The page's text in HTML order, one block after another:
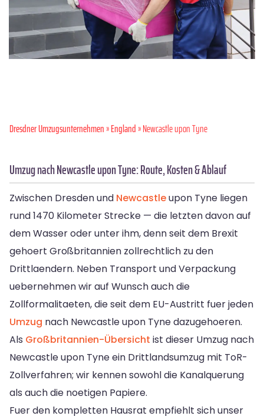
Dresdner Umzugsunternehmen»England» Newcastle upon Tyne
Umzug nach Newcastle upon Tyne: Route, Kosten & Ablauf
Zwischen Dresden und Newcastleupon Tyne liegen
rund 1470 Kilometer Strecke — die letzten davon auf
dem Wasser oder unter ihm, denn seit dem Brexit
gehoert Großbritannien zollrechtlich zu den
Drittlaendern. Neben Transport und Verpackung
uebernehmen wir auf Wunsch auch die
Zollformalitaeten, die seit dem EU-Austritt fuer jeden
Umzug nach Newcastle upon Tyne dazugehoeren.
Als Großbritannien-Übersicht ist dieser Umzug nach
Newcastle upon Tyne ein Drittlandsumzug mit ToR-
Zollverfahren; wir kennen sowohl die Kanalquerung
als auch die noetigen Papiere.
Fuer den kompletten Hausrat empfiehlt sich unser